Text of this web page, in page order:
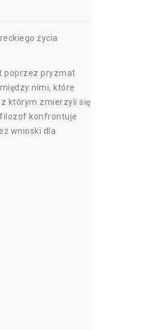
życia
poprzez pryzmat
nimi, które
którym zmierzyli się
konfrontuje
wnioski dla